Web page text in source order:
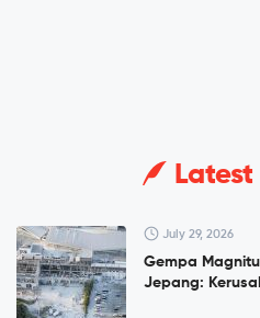
July 29, 2026
Gempa
Jepang: